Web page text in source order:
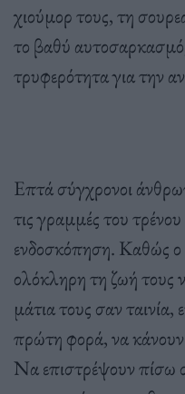
χιούμορ τους, τη
το βαθύ
τρυφερότητα για την
Επτά σύγχρονοι
τις γραμμές του
ενδοσκόπηση. Καθώς ο
ολόκληρη τη ζωή τους
μάτια τους σαν ταινία,
πρώτη φορά, να
Να επιστρέψουν πίσω